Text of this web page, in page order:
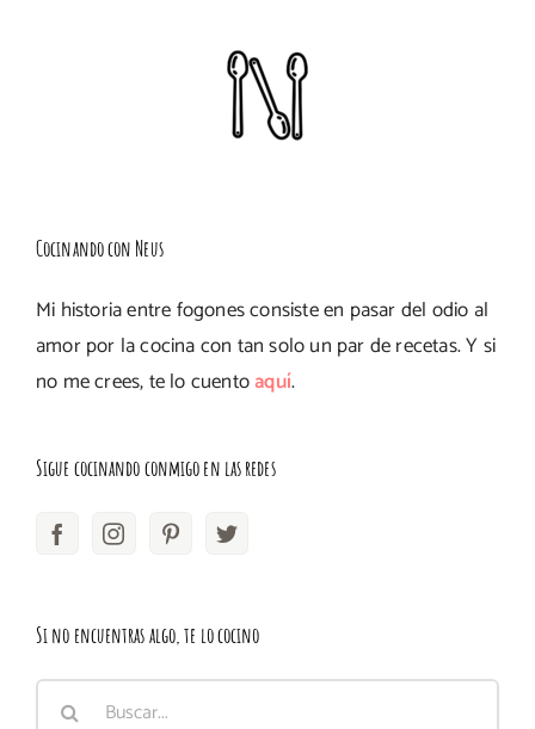
Cocinando con Neus
Mi historia entre fogones consiste en pasar del odio al
amor por la cocina con tan solo un par de recetas. Y si
no me crees, te lo cuentoaquí.
Sigue cocinando conmigo en las redes
Si no encuentras algo, te lo cocino